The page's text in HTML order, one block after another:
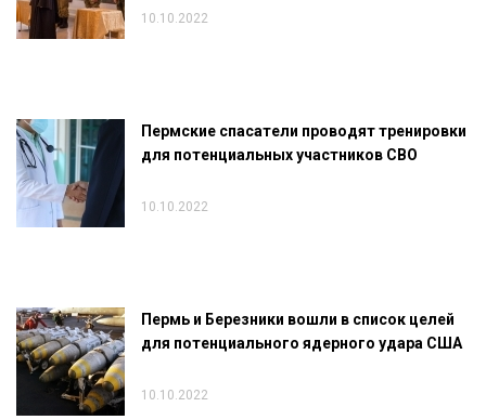
10.10.2022
Пермские спасатели проводят тренировки
для потенциальных участников СВО
10.10.2022
Пермь и Березники вошли в список целей
для потенциального ядерного удара США
10.10.2022